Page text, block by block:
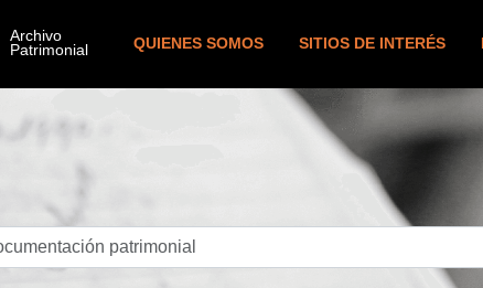
QUIENES SOMOS SITIOS DE INTERÉS